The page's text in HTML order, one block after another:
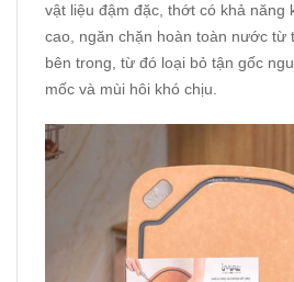
vật liệu đậm đặc, thớt có khả năng
cao, ngăn chặn hoàn toàn nước từ
bên trong, từ đó loại bỏ tận gốc
mốc và mùi hôi khó chịu.